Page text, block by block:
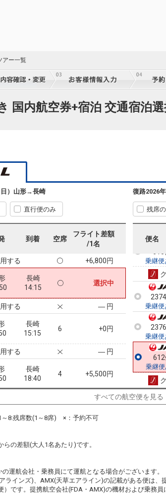
アー一覧
国内航空券+宿泊 交通宿泊
） 山形→長崎
直行便のみ
到着 空席
フライト差額
/1名
長崎
12:30
する
長崎
14:15
+4,300円
する +6,800円
長崎
14:15
選択中
する ― 円
長崎
15:15
6 +0円
する ― 円
長崎
18:40
4 +5,500円
+8,100円
復路2026
残席
便名
608
乗継便
610
乗継便
乗継便
乗継便
612
乗継便
すべての航空便を見る
8:残席数(1～8席) ×：予約不可
の差額(大人1名あたり)です。
の運航会社・乗務員にて運航となる場合がございます。
ラインズ)、AMX(天草エアライン)の記載がある便は
）です。提携航空会社(FDA・AMX)の機材および乗務